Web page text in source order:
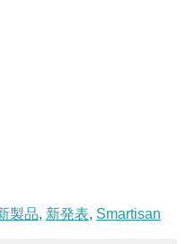
製品, 新発表, Smartisan